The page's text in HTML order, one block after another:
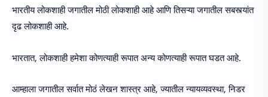
भारतीय लोकशाही जगातील मोठी लोकशाही आहे आणि तिसऱ्या जगातील सबस्त्यांत
दृढ लोकशाही आहे.
भारतात, लोकशाही हमेशा कोणत्याही रूपात अन्य कोणत्याही रूपात घडत आहे.
आम्हाला जगातील सर्वात मोठं लेखन शास्त्र आहे, ज्यातील न्यायव्यवस्था, निडर